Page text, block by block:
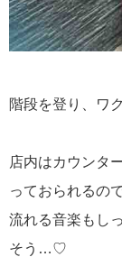
階段を登り、ワ
店内はカウンタ
っておられるの
流れる音楽もし
そう…♡